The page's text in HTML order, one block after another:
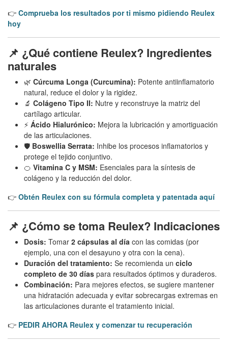
👉 Comprueba los resultados por ti mismo pidiendo Reulex
hoy
📌 ¿Qué contiene Reulex? Ingredientes
naturales
🌿 Cúrcuma Longa (Curcumina): Potente antiinflamatorio
natural, reduce el dolor y la rigidez.
🔬 Colágeno Tipo II: Nutre y reconstruye la matriz del
cartílago articular.
⚡ Ácido Hialurónico: Mejora la lubricación y amortiguación
de las articulaciones.
🛡️ Boswellia Serrata: Inhibe los procesos inflamatorios y
protege el tejido conjuntivo.
🍊 Vitamina C y MSM: Esenciales para la síntesis de
colágeno y la reducción del dolor.
👉 Obtén Reulex con su fórmula completa y patentada aquí
📌 ¿Cómo se toma Reulex? Indicaciones
Dosis: Tomar 2 cápsulas al día con las comidas (por
ejemplo, una con el desayuno y otra con la cena).
Duración del tratamiento: Se recomienda un ciclo
completo de 30 días para resultados óptimos y duraderos.
Combinación: Para mejores efectos, se sugiere mantener
una hidratación adecuada y evitar sobrecargas extremas en
las articulaciones durante el tratamiento inicial.
👉 PEDIR AHORA Reulex y comenzar tu recuperación